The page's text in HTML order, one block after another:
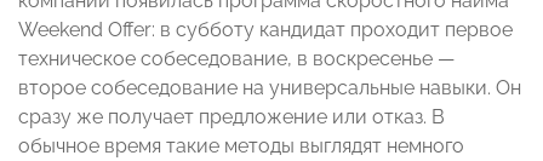
Weekend Offer: в субботу кандидат проходит первое
техническое собеседование, в воскресенье —
второе собеседование на универсальные навыки. Он
сразу же получает предложение или отказ. В
обычное время такие методы выглядят немного